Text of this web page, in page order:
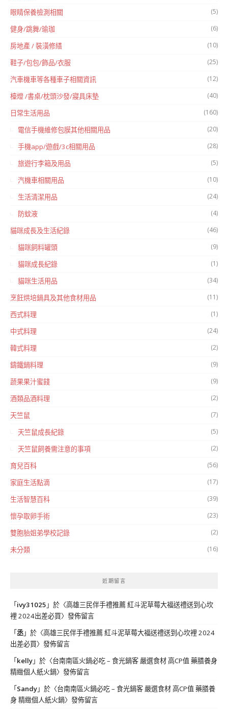
眼睛保養檢測相關 (5)
健身/跳舞/瑜珈 (6)
房地產 / 裝潢修繕 (10)
鞋子/包包/飾品/衣服 (25)
汽車機車等各種車子相關資訊 (12)
檯燈 /書桌/枕頭沙發/寢具床墊 (40)
日常生活用品 (160)
電信手機維修包膜其他相關用品 (20)
手機app/遊戲/3c相關用品 (28)
旅遊行李箱及用品 (5)
汽機車相關用品 (10)
生活清潔用品 (24)
防蚊液 (4)
貓咪成長及生活紀錄 (46)
貓咪飼料罐頭 (9)
貓咪成長紀錄 (1)
貓咪生活用品 (34)
烹飪烘培鍋具及其他食材用品 (11)
西式料理 (1)
中式料理 (24)
韓式料理 (2)
鑄鐵鍋料理 (9)
蔬果果汁蜜餞 (9)
酒類品酒料理 (2)
天竺鼠 (7)
天竺鼠成長紀錄 (5)
天竺鼠飼養需注意的事項 (2)
育兒百科 (56)
家庭生活點滴 (17)
生活智慧百科 (39)
懷孕取卵手術 (23)
雙胞胎姐弟學校記錄 (2)
未分類 (16)
近期留言
「 ivy31025 」於〈高雄三民伴手禮推薦 紅斗泥草莓大福送禮送到心坎
裡 2024出差必買〉發佈留言
「丞」於〈高雄三民伴手禮推薦 紅斗泥草莓大福送禮送到心坎裡 2024
出差必買〉發佈留言
「 kelly」於〈台南南區火鍋必吃 – 食光鍋客 嚴選食材 高CP值 藥膳養身
精緻個人紙火鍋〉發佈留言
「 Sandy」於〈台南南區火鍋必吃 – 食光鍋客 嚴選食材 高CP值 藥膳養
身 精緻個人紙火鍋〉發佈留言